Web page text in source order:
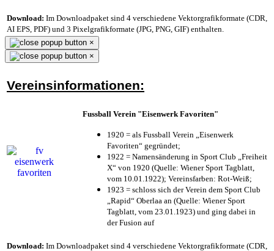
Download: Im Downloadpaket sind 4 verschiedene Vektorgrafikformate (CDR,
AI EPS, PDF) und 3 Pixelgrafikformate (JPG, PNG, GIF) enthalten.
×
×
Vereinsinformationen:
Fussball Verein "Eisenwerk Favoriten"
1920 = als Fussball Verein „Eisenwerk
Favoriten“ gegründet;
1922 = Namensänderung in Sport Club „Freiheit
X“ von 1920 (Quelle: Wiener Sport Tagblatt,
vom 10.01.1922); Vereinsfarben: Rot-Weiß;
1923 = schloss sich der Verein dem Sport Club
„Rapid“ Oberlaa an (Quelle: Wiener Sport
Tagblatt, vom 23.01.1923) und ging dabei in
der Fusion auf
Download: Im Downloadpaket sind 4 verschiedene Vektorgrafikformate (CDR,